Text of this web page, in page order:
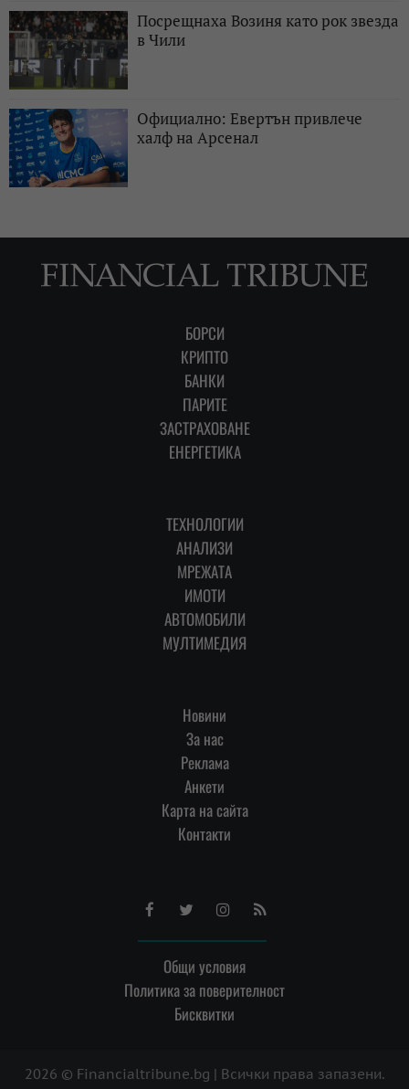
Посрещнаха Возиня като рок звезда
в Чили
Официално: Евертън привлече
халф на Арсенал
БОРСИ
КРИПТО
БАНКИ
ПАРИТЕ
ЗАСТРАХОВАНЕ
ЕНЕРГЕТИКА
ТЕХНОЛОГИИ
АНАЛИЗИ
МРЕЖАТА
ИМОТИ
АВТОМОБИЛИ
МУЛТИМЕДИЯ
Новини
За нас
Реклама
Анкети
Карта на сайта
Контакти
FacebookTwitterInstagram
RSS
Общи условия
Политика за поверителност
Бисквитки
2026 © Financialtribune.bg | Всички права запазени.